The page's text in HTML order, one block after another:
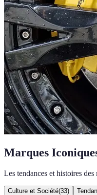
Marques
Les tendances et histoires
Culture et Société(33)